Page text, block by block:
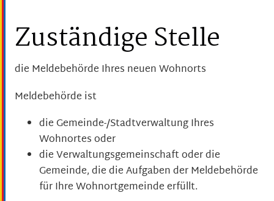
Zuständige Stelle
die Meldebehörde Ihres neuen Wohnorts
Meldebehörde ist
die Gemeinde-/Stadtverwaltung Ihres
Wohnortes oder
die Verwaltungsgemeinschaft oder die
Gemeinde, die die Aufgaben der Meldebehörde
für Ihre Wohnortgemeinde erfüllt.